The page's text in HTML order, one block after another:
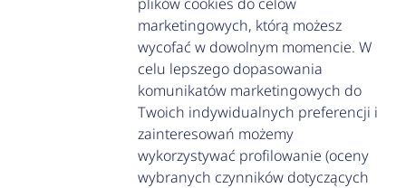
marketingowych, którą możesz
wycofać w dowolnym momencie. W
celu lepszego dopasowania
komunikatów marketingowych do
Twoich indywidualnych preferencji i
zainteresowań możemy
wykorzystywać profilowanie (oceny
wybranych czynników dotyczących